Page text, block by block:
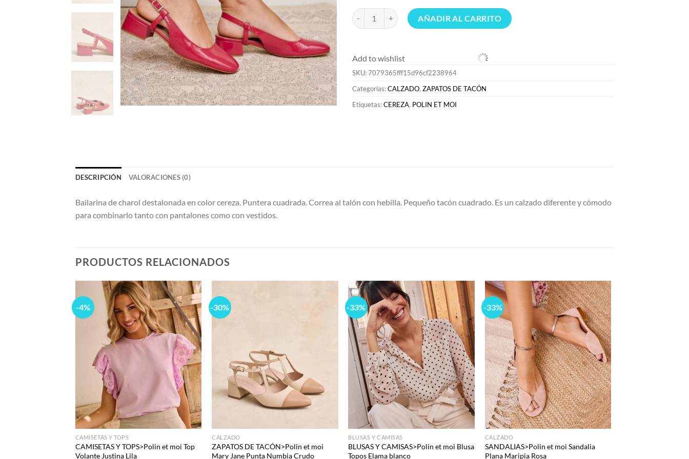
ZAPATOS DE TACÓN>Polin et moi Bailarina Charol Ceria cereza cantidad
AÑADIR AL CARRITO
Add to wishlist
SKU:7079365fff15d96cf2238964
Categorías:CALZADO, ZAPATOS DE TACÓN
Etiquetas:CEREZA, POLIN ET MOI
DESCRIPCIÓN VALORACIONES (0)
Bailarina de charol destalonada en color cereza. Puntera cuadrada. Correa al talón con hebilla. Pequeño tacón cuadrado. Es un calzado diferente y cómodo
para combinarlo tanto con pantalones como con vestidos.
PRODUCTOS RELACIONADOS
-4%
Add to
wishlist
CAMISETAS Y TOPS
CAMISETAS Y TOPS>Polin et moi Top
Volante Justina Lila
-30%
CALZADO
ZAPATOS DE TACÓN>Polin et moi
Mary Jane Punta Numbia Crudo
-33%
Add to
wishlist
BLUSAS Y CAMISAS
BLUSAS Y CAMISAS>Polin et moi Blusa
Topos Elama blanco
-33%
Add to
wishlist
CALZADO
SANDALIAS>Polin et moi Sandalia
Plana Maripia Rosa